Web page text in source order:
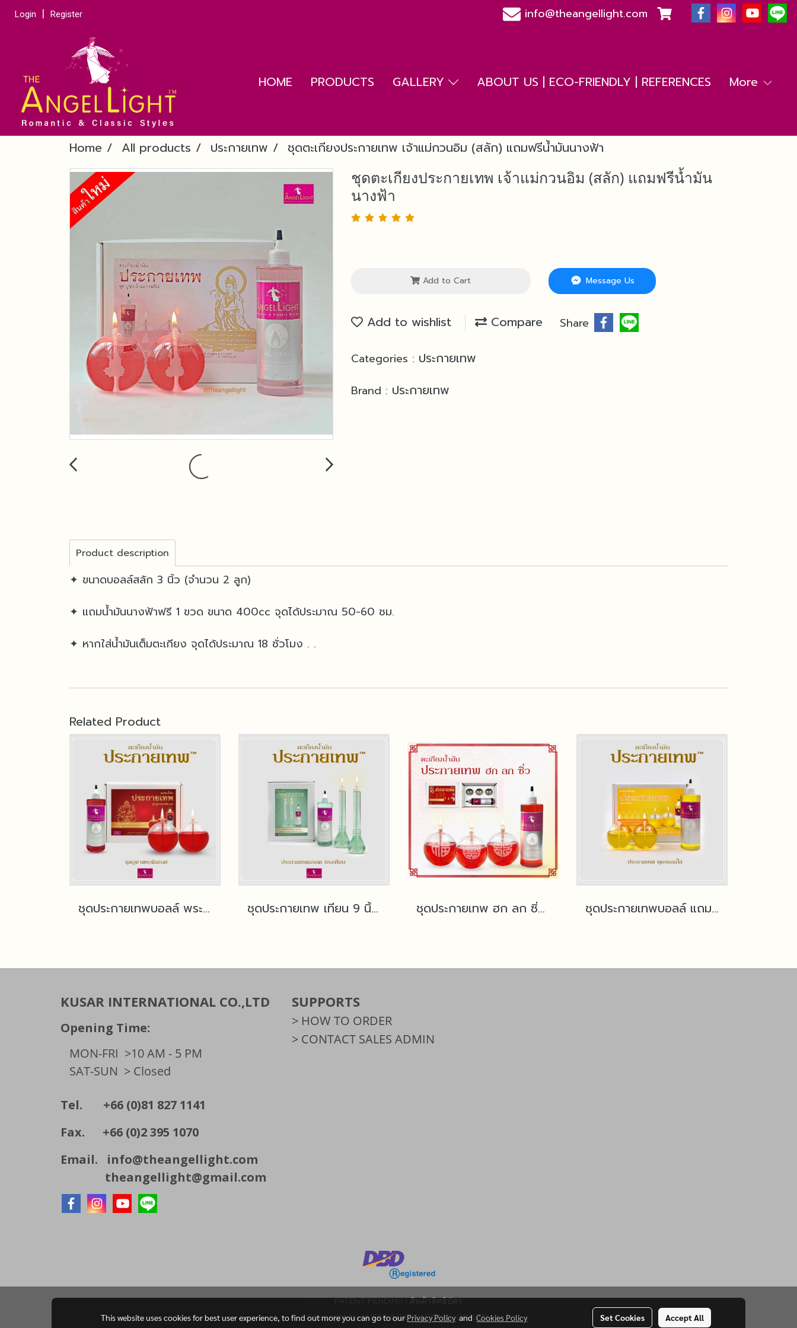
Login Register info@theangellight.com
HOME PRODUCTS GALLERY ABOUT US | ECO-FRIENDLY | REFERENCES More
Home All products ประกายเทพ ชุดตะเกียงประกายเทพ เจ้าแม่กวนอิม (สลัก) แถมฟรีน้ำมันนางฟ้า
ชุดตะเกียงประกายเทพ เจ้าแม่กวนอิม (สลัก) แถมฟรีน้ำมัน
นางฟ้า
Add to Cart Message Us
Add to wishlist Compare Share
Categories : ประกายเทพ
Brand : ประกายเทพ
Product description
✦ ขนาดบอลล์สลัก 3 นิ้ว (จำนวน 2 ลูก)
✦ แถมน้ำมันนางฟ้าฟรี 1 ขวด ขนาด 400cc จุดได้ประมาณ 50-60 ชม.
✦ หากใส่น้ำมันเต็มตะเกียง จุดได้ประมาณ 18 ชั่วโมง . .
Related Product
ชุดประกายเทพบอลล์ พระพิฆเนศ แถมฟรีน้ำมันนางฟ้า ชุดประกายเทพ เทียน 9 นิ้ว แถมฟรีน้ำมันนางฟ้า ชุดประกายเทพ ฮก ลก ซิ่ว แถมฟรีน้ำมันนางฟ้า ชุดประกายเทพบอลล์ แถมฟรีน้ำมันนางฟ้า
KUSAR INTERNATIONAL CO.,LTD
Opening Time:
MON-FRI >10 AM - 5 PM
SAT-SUN > Closed
Tel. +66 (0)81 827 1141
Fax. +66 (0)2 395 1070
Email. info@theangellight.com
theangellight@gmail.com
SUPPORTS
> HOW TO ORDER
> CONTACT SALES ADMIN
PATENT PENDING l สินค้าสิทธิบัตร
Copyright by KUSAR INTERNATIONAL CO. LTD.
This website uses cookies for best user experience, to find out more you can go to our Privacy Policy andCookies Policy Set Cookies Accept All